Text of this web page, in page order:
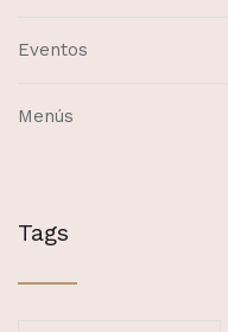
Eventos
Menús
Tags